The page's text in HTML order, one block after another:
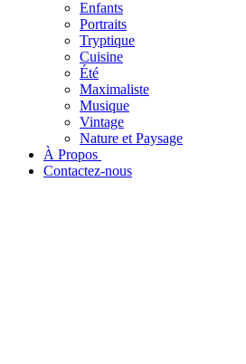
Enfants
Portraits
Tryptique
Cuisine
Été
Maximaliste
Musique
Vintage
Nature et Paysage
À Propos ​
Contactez-nous